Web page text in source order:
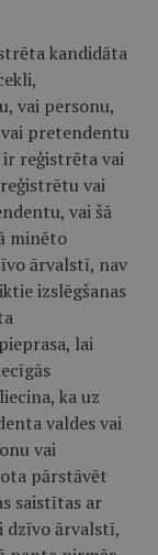
kandidāta
vai personu,
pretendentu
reģistrēta vai
vai
vai šā
minēto
ārvalstī, nav
izslēgšanas
lai
ka uz
valdes vai
vai
pārstāvēt
saistītas ar
dzīvo ārvalstī,